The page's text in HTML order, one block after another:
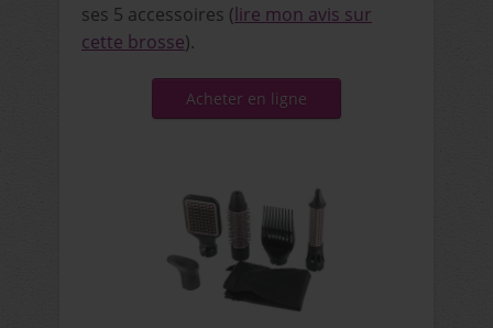
ses 5 accessoires (lire mon avis sur
cette brosse).
Acheter en ligne